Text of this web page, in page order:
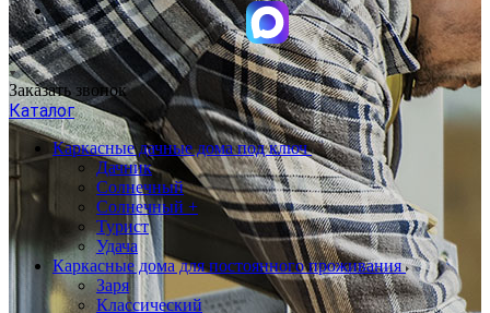
Заказать звонок
Каталог
Каркасные дачные дома под ключ
Дачник
Солнечный
Солнечный +
Турист
Удача
Каркасные дома для постоянного проживания
Заря
Классический